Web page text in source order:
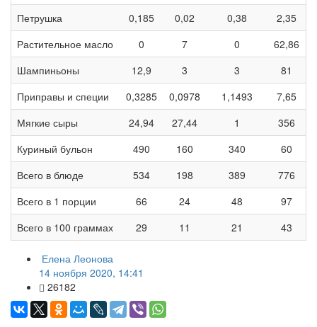
Петрушка
0,185 0,02 0,38
2,35
Растительное масло
0 7 0
62,86
Шампиньоны
12,9 3 3
81
Приправы и специи
0,3285 0,0978 1,1493
7,65
Мягкие сыры
24,94 27,44 1
356
Куриный бульон
490 160 340
60
Всего в блюде
534 198 389
776
Всего в 1 порции
66 24 48
97
Всего в 100 граммах
29 11 21 43
Елена Леонова
14 ноября 2020, 14:41
26182